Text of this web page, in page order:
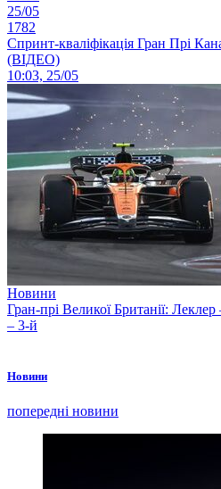
25/05
1782
Спринт-кваліфікація Гран Прі
(ВІДЕО)
10:03, 25/05
Новини
Гран-прі Великої Британії:
– 3-й
Новини
попередні новини